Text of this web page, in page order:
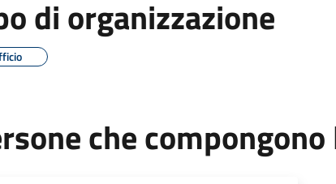
di organizzazione
che